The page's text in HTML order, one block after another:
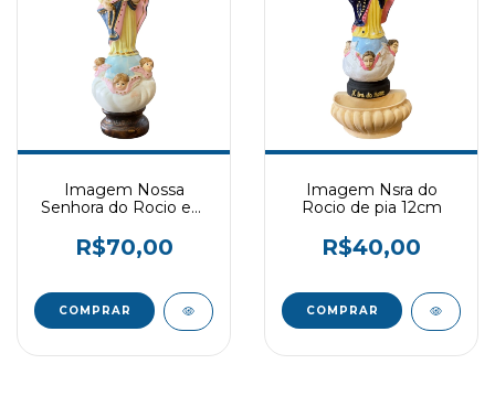
Imagem Nossa
Senhora do Rocio em
R$70,00
Imagem Nsra do
Rocio de pia 12cm
R$40,00